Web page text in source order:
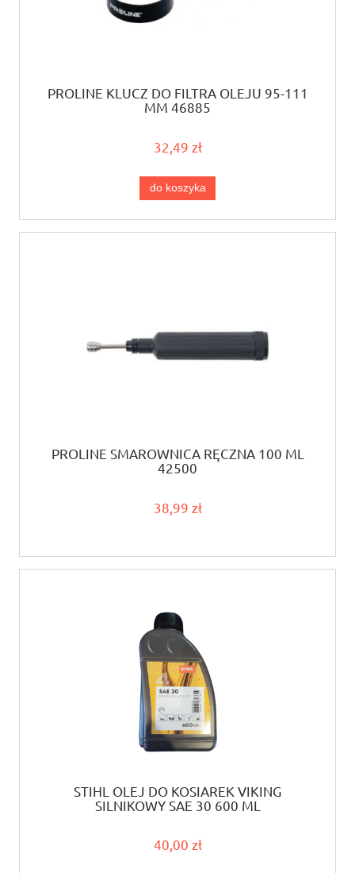
PROLINE KLUCZ DO FILTRA OLEJU 95-111
MM 46885
32,49 zł
do koszyka
PROLINE SMAROWNICA RĘCZNA 100 ML
42500
38,99 zł
STIHL OLEJ DO KOSIAREK VIKING
SILNIKOWY SAE 30 600 ML
40,00 zł